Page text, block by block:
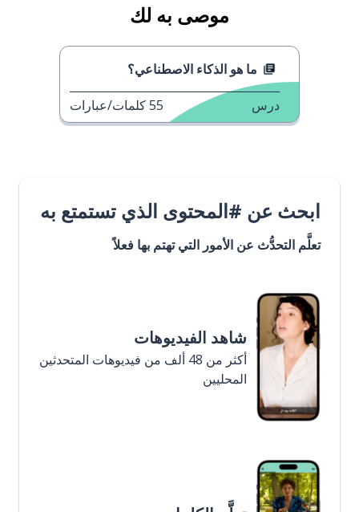
موصى به لك
ما هو الذكاء الاصطناعي؟
درس 55كلمات/عبارات
ابحث عن #المحتوى الذي تستمتع به
تعلَّم التحدُّث عن الأمور التي تهتم بها فعلاً
شاهد الفيديوهات
أكثر من 48 ألف من فيديوهات المتحدثين
المحليين